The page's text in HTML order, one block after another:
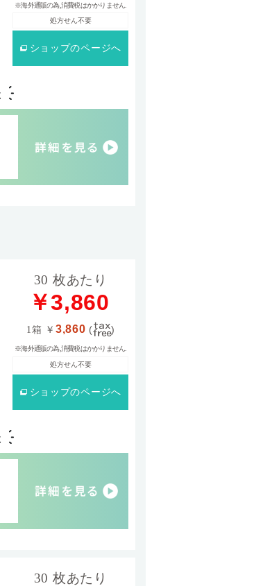
※海外通販の為,消費税はかかりません.
処方せん不要
ショップのページへ
30 枚あたり
￥3,860
1箱 ￥ 3,860 ( )
※海外通販の為,消費税はかかりません.
処方せん不要
ショップのページへ
30 枚あたり